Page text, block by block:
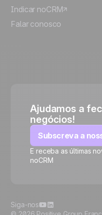
Indicar noCRM
Falar conosco
Ajudamos a
negócios!
Subscreva a
E receba as últimas
noCRM
Siga-nos